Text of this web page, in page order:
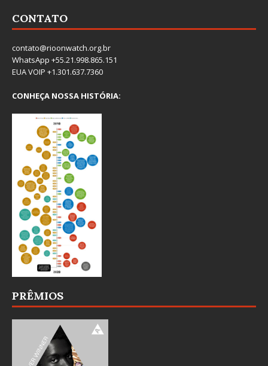
CONTATO
contato@rioonwatch.org.br
WhatsApp +55.21.998.865.151
EUA VOIP +1.301.637.7360
CONHEÇA NOSSA HISTÓRIA:
PRÊMIOS